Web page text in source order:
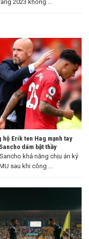
2023 không ...
hộ Erik ten Hag mạnh tay
dám bật thầy
khả năng chịu án kỷ
sau khi công ...